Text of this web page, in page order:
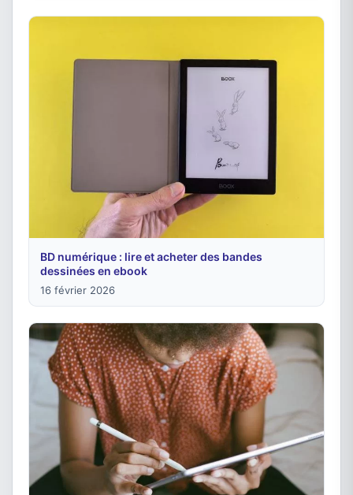
BD numérique : lire et acheter des bandes
dessinées en ebook
16 février 2026